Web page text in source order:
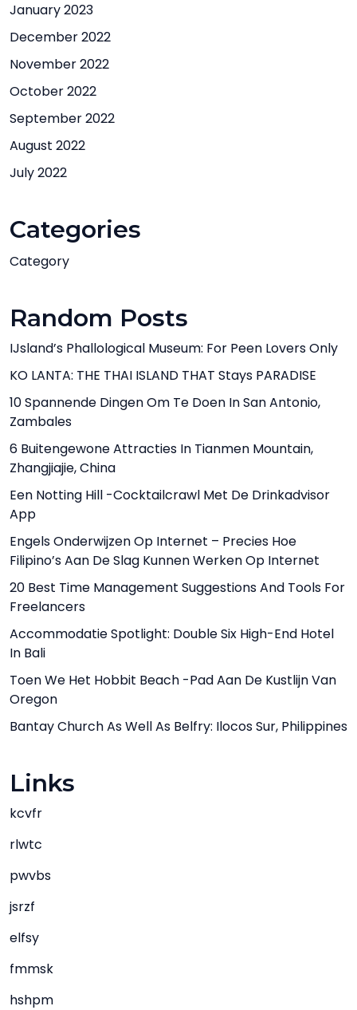
January 2023
December 2022
November 2022
October 2022
September 2022
August 2022
July 2022
Categories
Category
Random Posts
IJsland’s Phallological Museum: For Peen Lovers Only
KO LANTA: THE THAI ISLAND THAT Stays PARADISE
10 Spannende Dingen Om Te Doen In San Antonio,
Zambales
6 Buitengewone Attracties In Tianmen Mountain,
Zhangjiajie, China
Een Notting Hill -cocktailcrawl Met De Drinkadvisor
App
Engels Onderwijzen Op Internet – Precies Hoe
Filipino’s Aan De Slag Kunnen Werken Op Internet
20 Best Time Management Suggestions And Tools For
Freelancers
Accommodatie Spotlight: Double Six High-End Hotel
In Bali
Toen We Het Hobbit Beach -pad Aan De Kustlijn Van
Oregon
Bantay Church As Well As Belfry: Ilocos Sur, Philippines
Links
kcvfr
rlwtc
pwvbs
jsrzf
elfsy
fmmsk
hshpm